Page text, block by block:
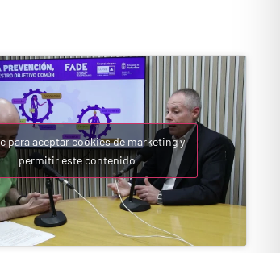
para aceptar cookies de marketing y
permitir este contenido